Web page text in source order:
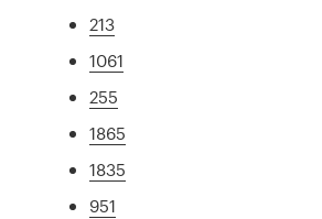
213
1061
255
1865
1835
951